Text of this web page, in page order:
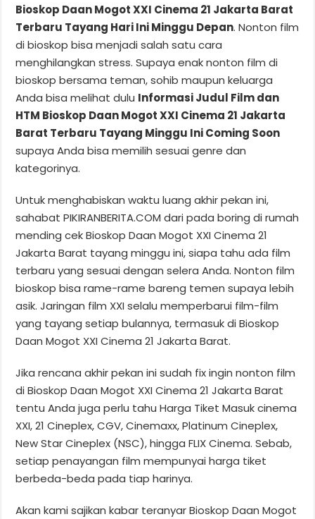
Bioskop Daan Mogot XXI Cinema 21 Jakarta Barat
Terbaru Tayang Hari Ini Minggu Depan. Nonton film
di bioskop bisa menjadi salah satu cara
menghilangkan stress. Supaya enak nonton film di
bioskop bersama teman, sohib maupun keluarga
Anda bisa melihat dulu Informasi Judul Film dan
HTM Bioskop Daan Mogot XXI Cinema 21 Jakarta
Barat Terbaru Tayang Minggu Ini Coming Soon
supaya Anda bisa memilih sesuai genre dan
kategorinya.
Untuk menghabiskan waktu luang akhir pekan ini,
sahabat PIKIRANBERITA.COM dari pada boring di rumah
mending cek Bioskop Daan Mogot XXI Cinema 21
Jakarta Barat tayang minggu ini, siapa tahu ada film
terbaru yang sesuai dengan selera Anda. Nonton film
bioskop bisa rame-rame bareng temen supaya lebih
asik. Jaringan film XXI selalu memperbarui film-film
yang tayang setiap bulannya, termasuk di Bioskop
Daan Mogot XXI Cinema 21 Jakarta Barat.
Jika rencana akhir pekan ini sudah fix ingin nonton film
di Bioskop Daan Mogot XXI Cinema 21 Jakarta Barat
tentu Anda juga perlu tahu Harga Tiket Masuk cinema
XXI, 21 Cineplex, CGV, Cinemaxx, Platinum Cineplex,
New Star Cineplex (NSC), hingga FLIX Cinema. Sebab,
setiap penayangan film mempunyai harga tiket
berbeda-beda pada tiap harinya.
Akan kami sajikan kabar teranyar Bioskop Daan Mogot